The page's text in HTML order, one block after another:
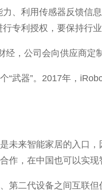
力、利用传感器反馈信
专利授权，要保持行
经，公司会向供应商定
“武器”。2017年，
未来智能家居的入口
作，在中国也可以实
第二代设备之间互联